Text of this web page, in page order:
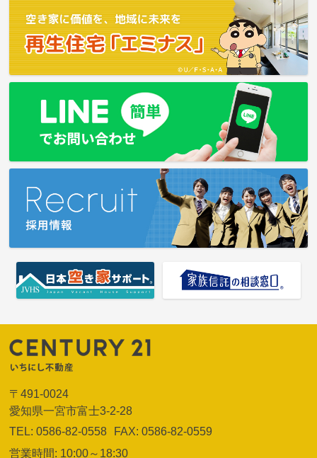
〒491-0024
愛知県一宮市富士3-2-28
TEL: 0586-82-0558
FAX: 0586-82-0559
営業時間: 10:00～18:30